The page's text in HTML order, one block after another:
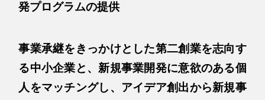
発プログラムの提供
事業承継をきっかけとした第二創業を志向す
る中小企業と、新規事業開発に意欲のある個
人をマッチングし、アイデア創出から新規事